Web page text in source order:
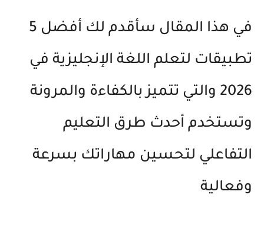
في هذا المقال سأقدم لك أفضل 5
تطبيقات لتعلم اللغة الإنجليزية في
2026 والتي تتميز بالكفاءة والمرونة
وتستخدم أحدث طرق التعليم
التفاعلي لتحسين مهاراتك بسرعة
وفعالية